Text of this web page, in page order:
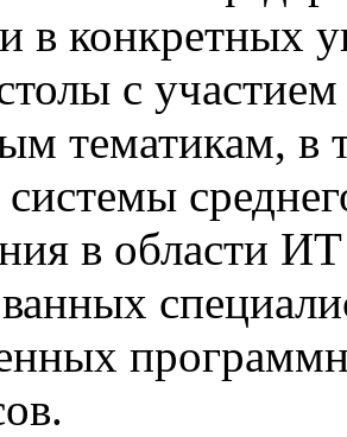
в конкретных
с
тематикам, в
системы
в области